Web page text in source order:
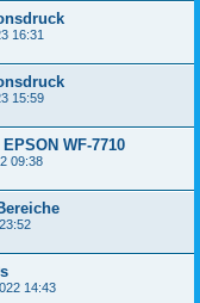
16:31
15:59
WF-7710
09:38
14:43